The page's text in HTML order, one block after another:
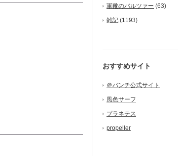
軍靴のバルツァー (63)
雑記 (1193)
おすすめサイト
＠バンチ公式サイト
風色サーフ
プラネテス
propeller